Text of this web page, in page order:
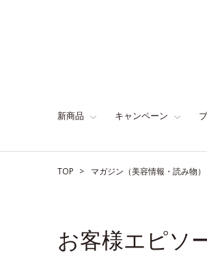
新商品 キャンペーン
TOP マガジン（美容情報・読み物）
お客様エピソ